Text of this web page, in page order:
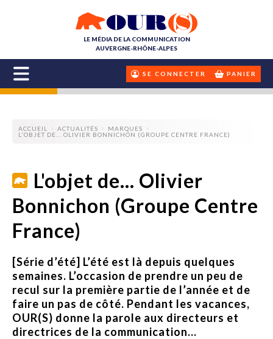
LE MÉDIA DE LA COMMUNICATION
AUVERGNE-RHÔNE-ALPES
SE CONNECTER PANIER
ACCUEIL ACTUALITÉS
MARQUES
L'OBJET DE... OLIVIER BONNICHON (GROUPE CENTRE FRANCE)
L'objet de... Olivier
Bonnichon (Groupe Centre
France)
[Série d’été] L’été est là depuis quelques
semaines. L’occasion de prendre un peu de
recul sur la première partie de l’année et de
faire un pas de côté. Pendant les vacances,
OUR(S) donne la parole aux directeurs et
directrices de la communication...